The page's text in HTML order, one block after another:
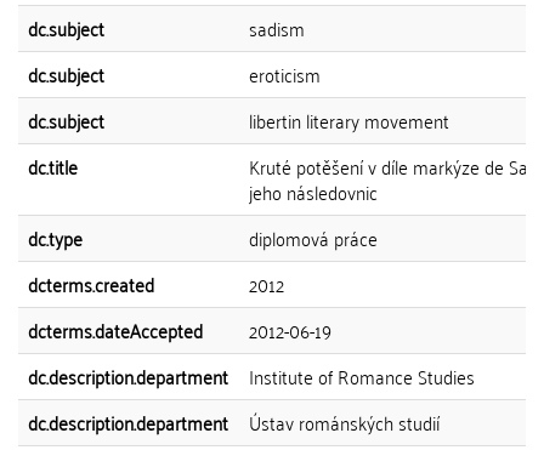
dc.subject
sadism
dc.subject
eroticism
dc.subject
libertin literary movement
dc.title
Kruté potěšení v díle markýze de
jeho následovnic
dc.type
diplomová práce
dcterms.created
2012
dcterms.dateAccepted
2012-06-19
dc.description.department
Institute of Romance Studies
dc.description.department
Ústav románských studií